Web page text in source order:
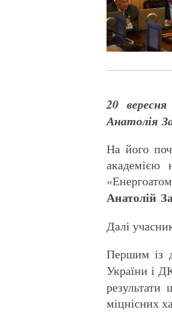
20вересня
Анатолія
На його
академією
Анатолій
Далі
Першим із
України і
результати
міцнісних